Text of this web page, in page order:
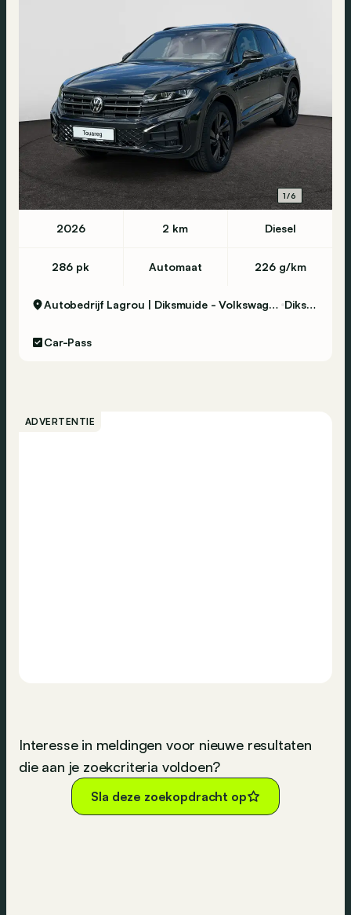
1/6
2026 2 km Diesel
286 pk Automaat 226 g/km
Autobedrijf Lagrou | Diksmuide - Volkswagen & Commercial Vehicles Diksmuide
Car-Pass
ADVERTENTIE
Interesse in meldingen voor nieuwe resultaten
die aan je zoekcriteria voldoen?
Sla deze zoekopdracht op